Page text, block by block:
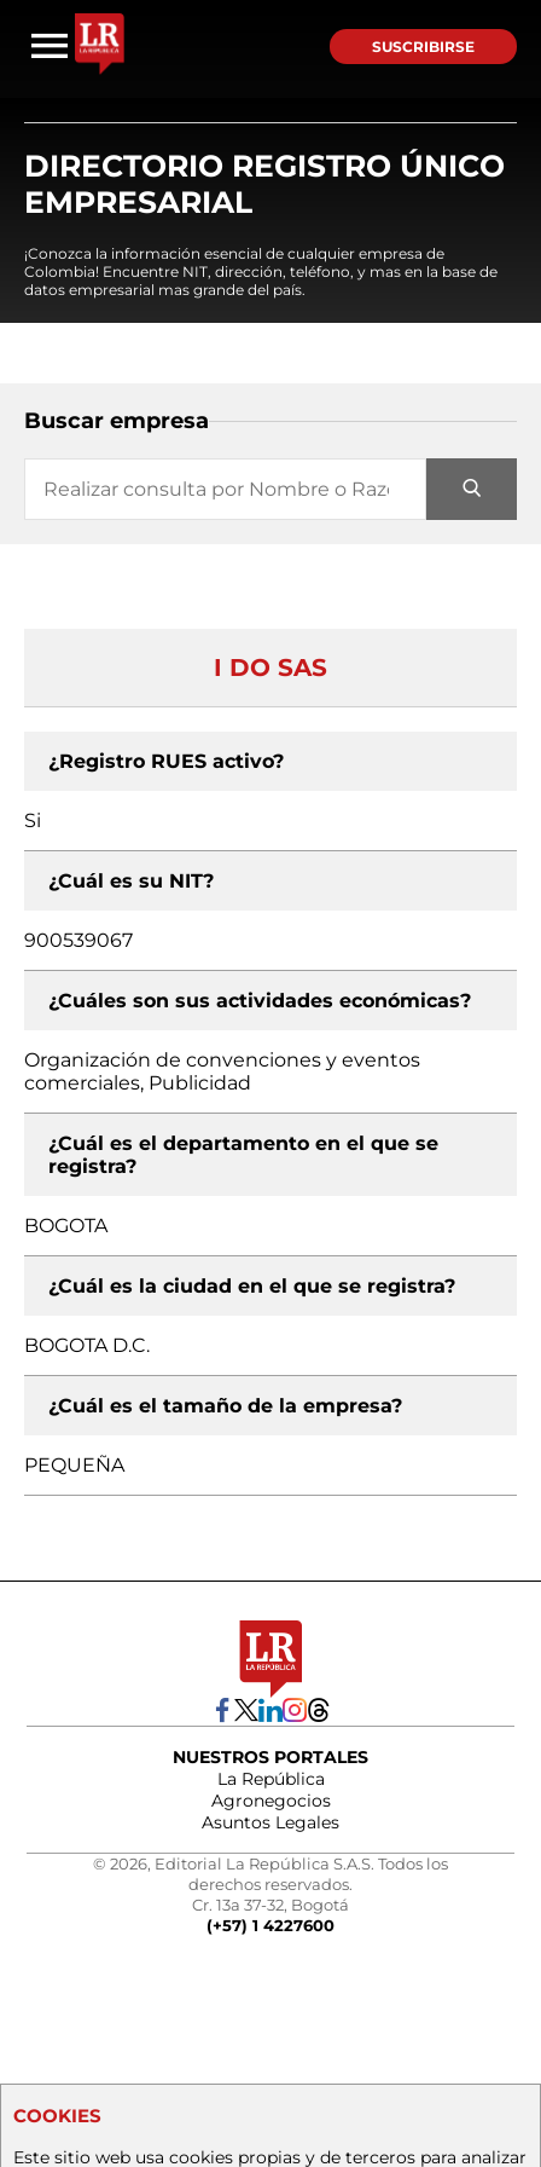
SUSCRIBIRSE
DIRECTORIO REGISTRO ÚNICO
EMPRESARIAL
¡Conozca la información esencial de cualquier empresa de
Colombia! Encuentre NIT, dirección, teléfono, y mas en la base de
datos empresarial mas grande del país.
Buscar empresa
I DO SAS
¿Registro RUES activo?
Si
¿Cuál es su NIT?
900539067
¿Cuáles son sus actividades económicas?
Organización de convenciones y eventos
comerciales, Publicidad
¿Cuál es el departamento en el que se
registra?
BOGOTA
¿Cuál es la ciudad en el que se registra?
BOGOTA D.C.
¿Cuál es el tamaño de la empresa?
PEQUEÑA
NUESTROS PORTALES
La República
Agronegocios
Asuntos Legales
© 2026, Editorial La República S.A.S. Todos los
derechos reservados.
Cr. 13a 37-32, Bogotá
(+57) 1 4227600
COOKIES
Este sitio web usa cookies propias y de terceros para analizar